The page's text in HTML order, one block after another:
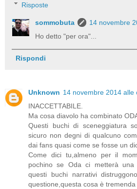
Risposte
sommobuta
14 novembre
Ho detto "per ora"...
Rispondi
Unknown 14 novembre 2014 alle
INACCETTABILE.
Ma cosa diavolo ha combinato
Questi buchi di sceneggiatura
sicuro non degni di qualcuno
dai fans quasi come se fosse un
Come dici tu,almeno per il
pochino se Oda ci metterà una
questi buchi narrativi
questione,questa cosa è tremenda